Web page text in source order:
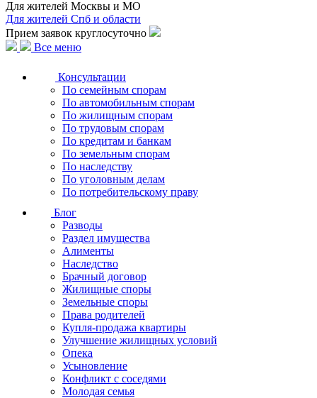
Для жителей Москвы и МО
Для жителей Спб и области
Прием заявок круглосуточно
Все меню
Консультации
По семейным спорам
По автомобильным спорам
По жилищным спорам
По трудовым спорам
По кредитам и банкам
По земельным спорам
По наследству
По уголовным делам
По потребительскому праву
Блог
Разводы
Раздел имущества
Алименты
Наследство
Брачный договор
Жилищные споры
Земельные споры
Права родителей
Купля-продажа квартиры
Улучшение жилищных условий
Опека
Усыновление
Конфликт с соседями
Молодая семья